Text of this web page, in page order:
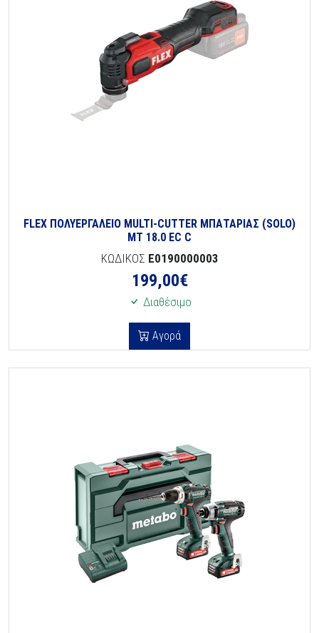
FLEX ΠΟΛΥΕΡΓΑΛΕΙΟ MULTI-CUTTER ΜΠΑΤΑΡΙΑΣ (SOLO)
MT 18.0 EC C
ΚΩΔΙΚΟΣ E0190000003
199,00€
Διαθέσιμο
Αγορά